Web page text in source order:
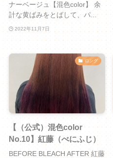
ナーベージュ【混色color】 余
計な黄ばみをとばして、パ...
2022年11月7日
ロング
【（公式）混色color
No.10】紅藤（べにふじ）
BEFORE BLEACH AFTER 紅藤